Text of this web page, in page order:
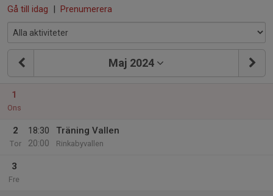
Gå till idag | Prenumerera
Maj 2024
1
Ons
2
Tor
18:30
20:00
Träning Vallen
Rinkabyvallen
3
Fre